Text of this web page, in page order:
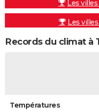
Les
Les
Records du climat à
Températures